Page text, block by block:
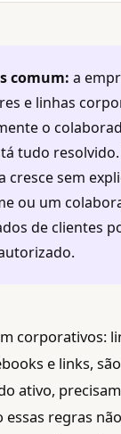
comum: a
e linhas
o
tudo
cresce sem
ou um
de clientes
corporativos:
e links,
ativo,
essas regras